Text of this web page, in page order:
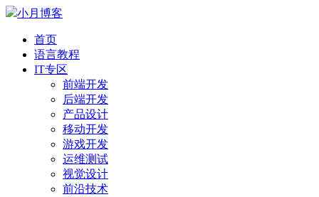
小月博客
首页
语言教程
IT专区
前端开发
后端开发
产品设计
移动开发
游戏开发
运维测试
视觉设计
前沿技术